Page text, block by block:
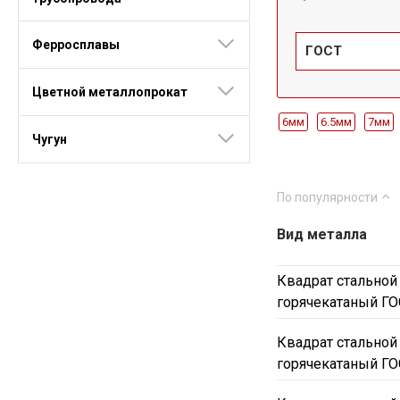
Ферросплавы
Цветной металлопрокат
Чугун
ГОСТ
6мм 6.5мм 7мм
180мм 185мм
35Г2 40Х 40ХН
По популярности
Вид металла
Квадрат
горячекатаный
Квадрат
горячекатаный